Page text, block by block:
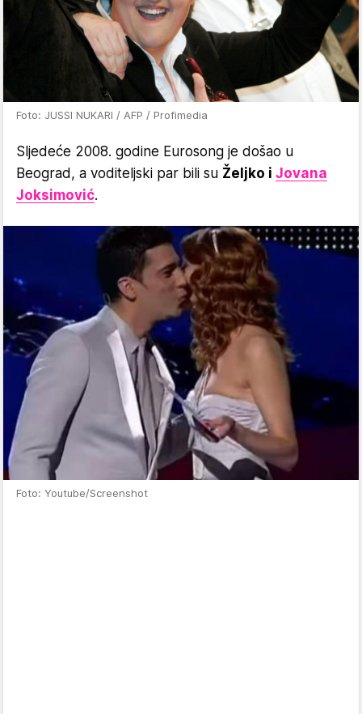
Foto: JUSSI NUKARI / AFP / Profimedia
Sljedeće 2008. godine Eurosong je došao u
Beograd, a voditeljski par bili su Željko i Jovana
Joksimović.
Foto: Youtube/Screenshot